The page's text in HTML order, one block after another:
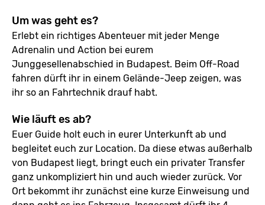
Um was geht es?
Erlebt ein richtiges Abenteuer mit jeder Menge
Adrenalin und Action bei eurem
Junggesellenabschied in Budapest. Beim Off-Road
fahren dürft ihr in einem Gelände-Jeep zeigen, was
ihr so an Fahrtechnik drauf habt.
Wie läuft es ab?
Euer Guide holt euch in eurer Unterkunft ab und
begleitet euch zur Location. Da diese etwas außerhalb
von Budapest liegt, bringt euch ein privater Transfer
ganz unkompliziert hin und auch wieder zurück. Vor
Ort bekommt ihr zunächst eine kurze Einweisung und